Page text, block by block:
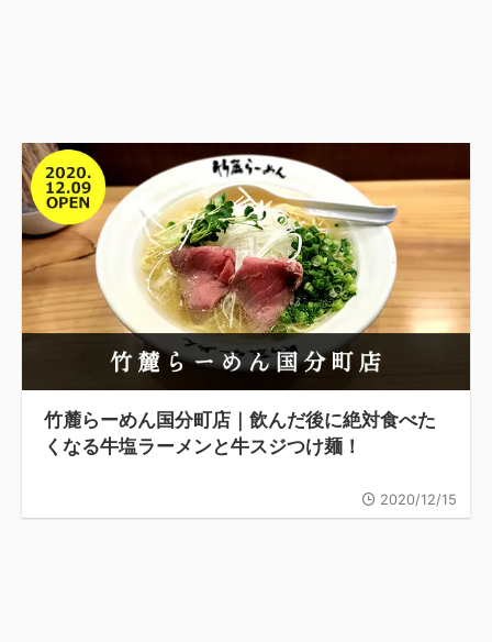
竹麓らーめん国分町店｜飲んだ後に絶対食べた
くなる牛塩ラーメンと牛スジつけ麺！
2020/12/15